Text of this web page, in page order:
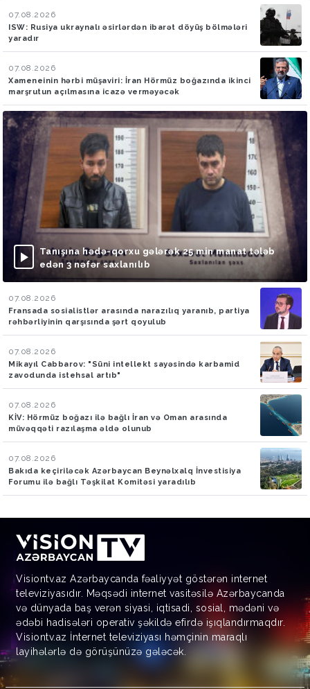
07.08.2026
ISW: Rusiya ukraynalı əsirlərdən ibarət döyüş bölmələri
yaradır
07.08.2026
Xameneinin hərbi müşaviri: İran Hörmüz boğazında ikinci
marşrutun açılmasına icazə verməyəcək
Tanışına hədə-qorxu gələrək 25 min manat tələb
edən 3 nəfər saxlanılıb
07.08.2026
Fransada sosialistlər arasında narazılıq yaranıb, partiya
rəhbərliyinin qarşısında şərt qoyulub
07.08.2026
Mikayıl Cabbarov: "Süni intellekt sayəsində karbamid
zavodunda istehsal artıb"
07.08.2026
KİV: Hörmüz boğazı ilə bağlı İran və Oman arasında
müvəqqəti razılaşma əldə olunub
07.08.2026
Bakıda keçiriləcək Azərbaycan Beynəlxalq İnvestisiya
Forumu ilə bağlı Təşkilat Komitəsi yaradılıb
Visiontv.az Azərbaycanda fəaliyyət göstərən internet
televiziyasıdır. Məqsədi internet vasitəsilə Azərbaycanda
və dünyada baş verən siyasi, iqtisadi, sosial, mədəni və
ədəbi hadisələri operativ şəkildə efirdə işıqlandırmaqdır.
Visiontv.az İnternet televiziyası həmçinin maraqlı
layihələrlə də görüşünüzə gələcək.